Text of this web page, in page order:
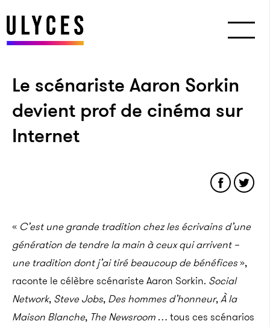
Le scénariste Aaron Sorkin
devient prof de cinéma sur
Internet
« C’est une grande tradition chez les écrivains d’une
génération de tendre la main à ceux qui arrivent –
une tradition dont j’ai tiré beaucoup de bénéfices»,
raconte le célèbre scénariste Aaron Sorkin. Social
Network, Steve Jobs, Des hommes d’honneur,À la
Maison Blanche, The Newsroom … tous ces scénarios